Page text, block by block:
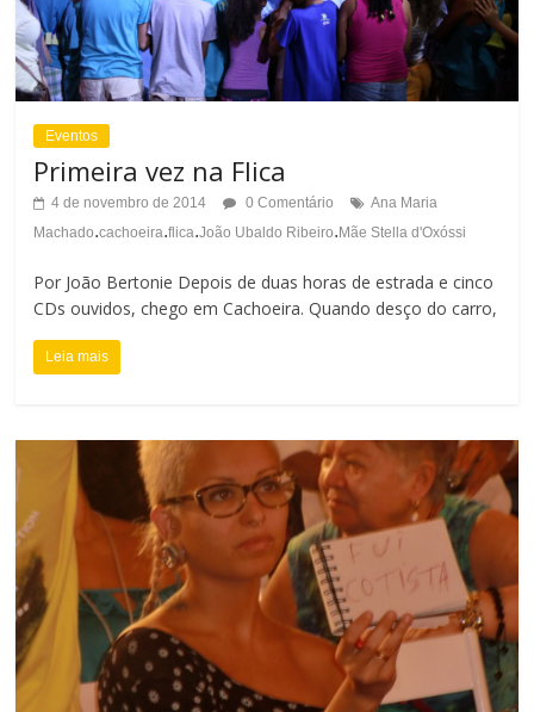
Eventos
Primeira vez na Flica
4 de novembro de 2014 0 Comentário
Ana Maria
Machado.cachoeira.flica.João Ubaldo Ribeiro.Mãe Stella d'Oxóssi
Por João Bertonie Depois de duas horas de estrada e cinco
CDs ouvidos, chego em Cachoeira. Quando desço do carro,
Leia mais